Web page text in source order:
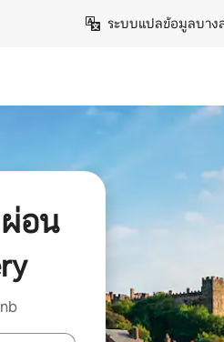
ระบบแปลข้อมูลบาง
อน